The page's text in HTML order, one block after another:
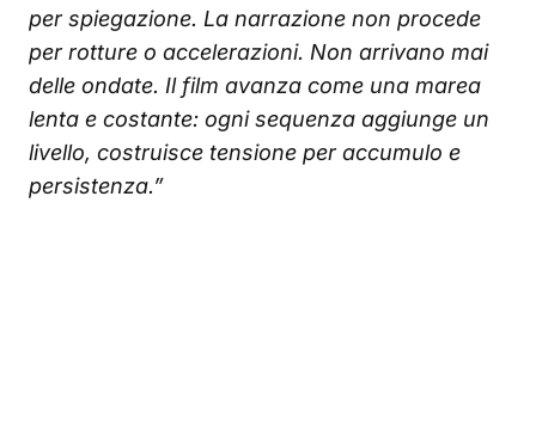
per spiegazione. La narrazione non procede
per rotture o accelerazioni. Non arrivano mai
delle ondate. Il film avanza come una marea
lenta e costante: ogni sequenza aggiunge un
livello, costruisce tensione per accumulo e
persistenza.”